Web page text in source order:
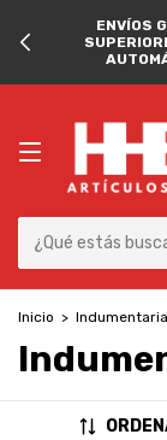
ENVÍOS
Inicio > Indumentaria